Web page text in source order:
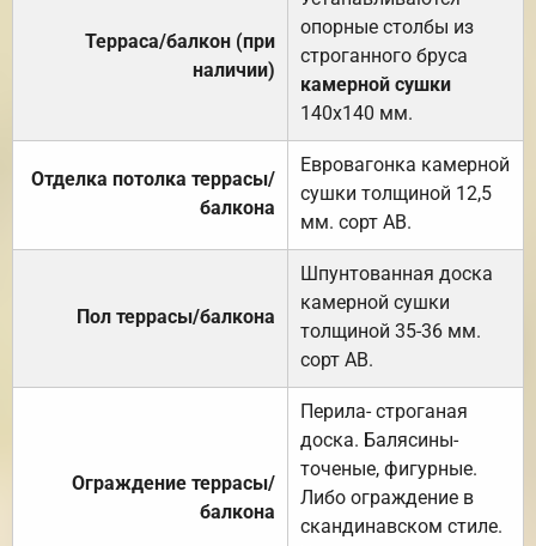
Терраса/балкон (при
наличии)
опорные столбы из
строганного бруса
камерной сушки
140х140 мм.
Отделка потолка террасы/
балкона
Евровагонка камерной
сушки толщиной 12,5
мм. сорт АВ.
Пол террасы/балкона
Шпунтованная доска
камерной сушки
толщиной 35-36 мм.
сорт АВ.
Ограждение террасы/
балкона
Перила- строганая
доска. Балясины-
точеные, фигурные.
Либо ограждение в
скандинавском стиле.